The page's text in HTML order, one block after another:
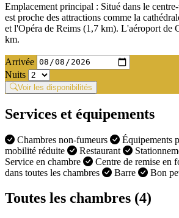
Emplacement principal : Situé dans le
est proche des attractions comme la
et l'Opéra de Reims (1,7 km). L'aéroport de
km.
Arrivée
Nuits
Voir les disponibilités
Services et équipements
Chambres non-fumeurs
Équipements
mobilité réduite
Restaurant
Service en chambre
Centre de remise en
dans toutes les chambres
Barre Bon
Toutes les chambres (4)